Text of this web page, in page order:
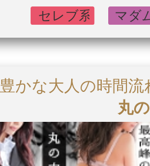
豊かな大人の時間
丸